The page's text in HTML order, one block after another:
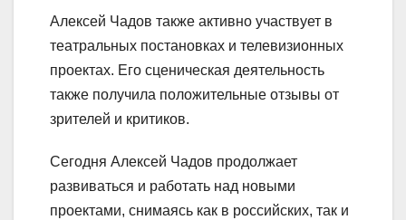
Алексей Чадов также активно участвует в
театральных постановках и телевизионных
проектах. Его сценическая деятельность
также получила положительные отзывы от
зрителей и критиков.
Сегодня Алексей Чадов продолжает
развиваться и работать над новыми
проектами, снимаясь как в российских, так и